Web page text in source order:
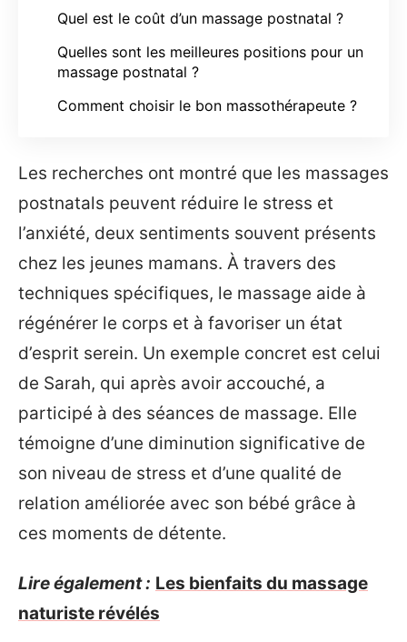
Quel est le coût d’un massage postnatal ?
Quelles sont les meilleures positions pour un
massage postnatal ?
Comment choisir le bon massothérapeute ?
Les recherches ont montré que les massages
postnatals peuvent réduire le stress et
l’anxiété, deux sentiments souvent présents
chez les jeunes mamans. À travers des
techniques spécifiques, le massage aide à
régénérer le corps et à favoriser un état
d’esprit serein. Un exemple concret est celui
de Sarah, qui après avoir accouché, a
participé à des séances de massage. Elle
témoigne d’une diminution significative de
son niveau de stress et d’une qualité de
relation améliorée avec son bébé grâce à
ces moments de détente.
Lire également : Les bienfaits du massage
naturiste révélés